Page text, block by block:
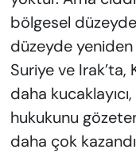
bölgesel
düzeyde yeniden
Suriye ve
daha
hukukunu
daha çok